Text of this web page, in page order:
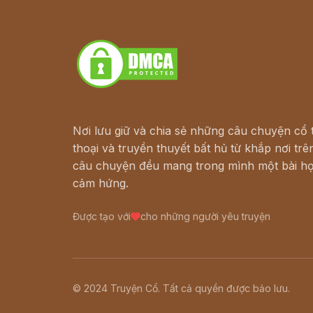
Nơi lưu giữ và chia sẻ những câu chuyện cổ
thoại và truyền thuyết bất hủ từ khắp nơi
câu chuyện đều mang trong mình một bài
cảm hứng.
Được tạo với cho những người yêu truyện
© 2024 Truyện Cổ. Tất cả quyền được bảo lưu.